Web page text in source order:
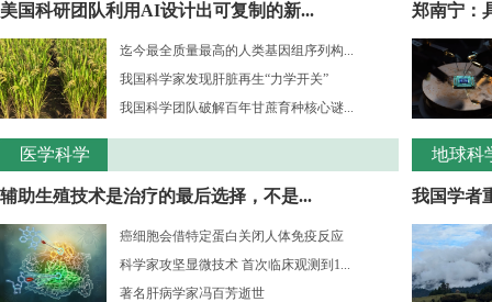
美国科研团队利用AI设计出可复制的新...
迄今最全质量最高的人类基因组序列构...
我国科学家发现肝脏再生“力学开关”
我国科学团队破解百年甘蔗育种核心谜...
医学科学
辅助生殖技术是治疗的最后选择，不是...
癌细胞会借特定蛋白关闭人体免疫反应
科学家攻坚显微技术 首次临床观测到1...
著名肝病学家冯百芳逝世
郑南宁：
地球科
我国学者